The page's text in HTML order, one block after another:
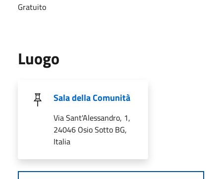
Gratuito
Luogo
Sala della Comunità
Via Sant'Alessandro, 1,
24046 Osio Sotto BG,
Italia